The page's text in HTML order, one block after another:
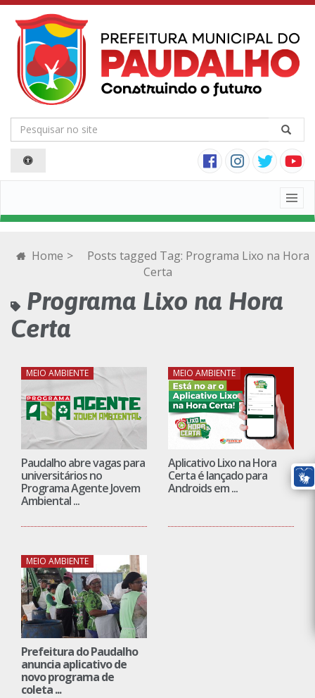
Home > Posts tagged Tag: Programa Lixo na Hora
Certa
Programa Lixo na Hora
Certa
MEIO AMBIENTE
Paudalho abre vagas para
universitários no
Programa Agente Jovem
Ambiental ...
MEIO AMBIENTE
Aplicativo Lixo na Hora
Certa é lançado para
Androids em ...
MEIO AMBIENTE
Prefeitura do Paudalho
anuncia aplicativo de
novo programa de
coleta ...